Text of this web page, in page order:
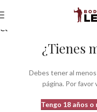
¿Tienes
Debes tener al
página. Por favor
Tengo 18 años o
Inicio Bodegas
Celler Pascona